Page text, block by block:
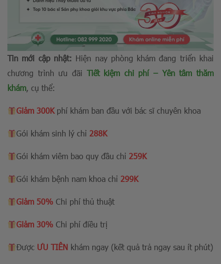
Tin mới cập nhật: Hiện nay phòng khám đang triển khai
chương trình ưu đãi Tiết kiệm chi phí – Yên tâm thăm
khám, cụ thể:
Giảm 300Kphí khám ban đầu với bác sĩ chuyên khoa
Gói khám sinh lý chỉ 288K
Gói khám viêm bao quy đầu chỉ 259K
Gói khám bệnh nam khoa chỉ 299K
Giảm 50% Chi phí thủ thuật
Giảm 30% Chi phí điều trị
Được ƯU TIÊN khám ngay (kết quả trả ngay sau ít phút)